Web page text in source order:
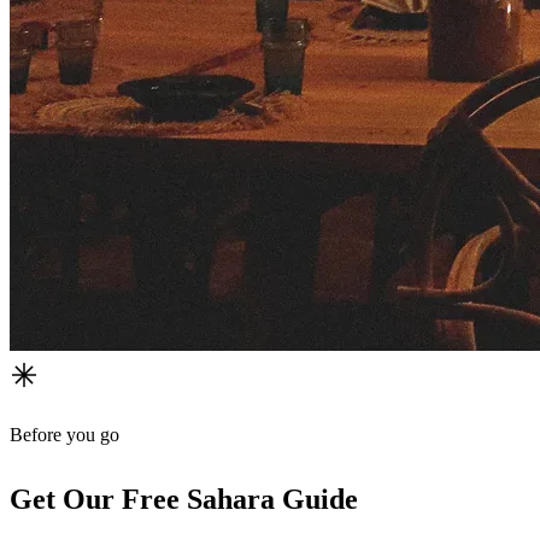
Before you go
Get Our Free Sahara Guide